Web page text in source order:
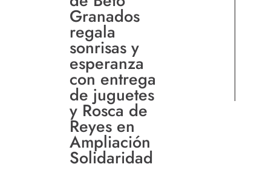
Granados
regala
sonrisas y
esperanza
con entrega
de juguetes
y Rosca de
Reyes en
Ampliación
Solidaridad